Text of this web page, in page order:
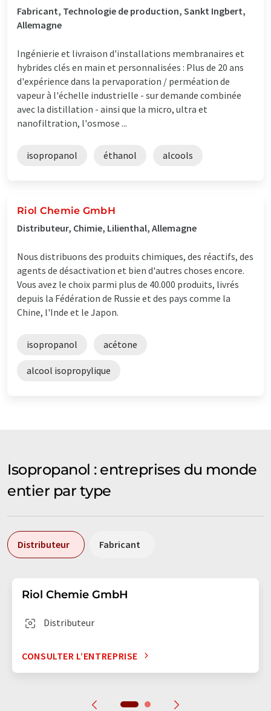
Fabricant, Technologie de production, Sankt Ingbert,
Allemagne
Ingénierie et livraison d'installations membranaires et
hybrides clés en main et personnalisées : Plus de 20 ans
d'expérience dans la pervaporation / perméation de
vapeur à l'échelle industrielle - sur demande combinée
avec la distillation - ainsi que la micro, ultra et
nanofiltration, l'osmose ...
isopropanol éthanol alcools
Riol Chemie GmbH
Distributeur, Chimie, Lilienthal, Allemagne
Nous distribuons des produits chimiques, des réactifs, des
agents de désactivation et bien d'autres choses encore.
Vous avez le choix parmi plus de 40.000 produits, livrés
depuis la Fédération de Russie et des pays comme la
Chine, l'Inde et le Japon.
isopropanol acétone
alcool isopropylique
Isopropanol : entreprises du monde
entier par type
Distributeur Fabricant
Riol Chemie GmbH
Distributeur
CONSULTER L’ENTREPRISE